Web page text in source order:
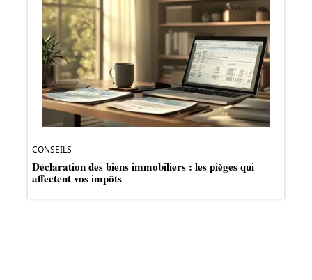
CONSEILS
Déclaration des biens immobiliers : les pièges qui
affectent vos impôts